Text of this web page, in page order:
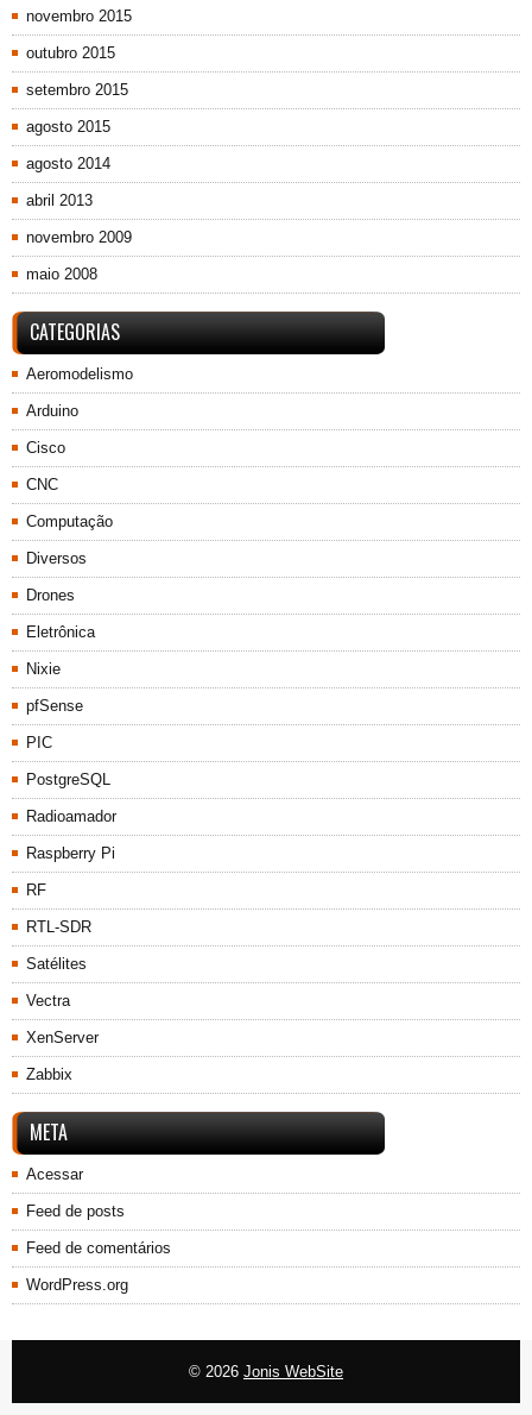
novembro 2015
outubro 2015
setembro 2015
agosto 2015
agosto 2014
abril 2013
novembro 2009
maio 2008
CATEGORIAS
Aeromodelismo
Arduino
Cisco
CNC
Computação
Diversos
Drones
Eletrônica
Nixie
pfSense
PIC
PostgreSQL
Radioamador
Raspberry Pi
RF
RTL-SDR
Satélites
Vectra
XenServer
Zabbix
META
Acessar
Feed de posts
Feed de comentários
WordPress.org
© 2026 Jonis WebSite